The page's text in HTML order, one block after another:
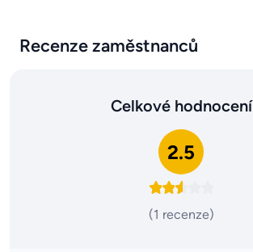
Recenze zaměstnanců
Celkové hodnocení
2.5
(1 recenze)